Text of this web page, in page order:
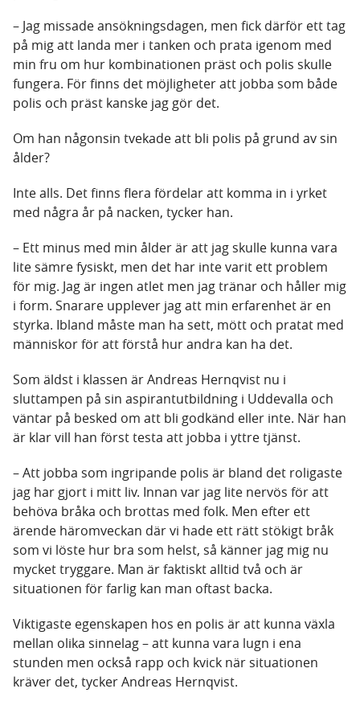
– Jag missade ansökningsdagen, men fick därför ett tag
på mig att landa mer i tanken och prata igenom med
min fru om hur kombinationen präst och polis skulle
fungera. För finns det möjligheter att jobba som både
polis och präst kanske jag gör det.
Om han någonsin tvekade att bli polis på grund av sin
ålder?
Inte alls. Det finns flera fördelar att komma in i yrket
med några år på nacken, tycker han.
– Ett minus med min ålder är att jag skulle kunna vara
lite sämre fysiskt, men det har inte varit ett problem
för mig. Jag är ingen atlet men jag tränar och håller mig
i form. Snarare upplever jag att min erfarenhet är en
styrka. Ibland måste man ha sett, mött och pratat med
människor för att förstå hur andra kan ha det.
Som äldst i klassen är Andreas Hernqvist nu i
sluttampen på sin aspirantutbildning i Uddevalla och
väntar på besked om att bli godkänd eller inte. När han
är klar vill han först testa att jobba i yttre tjänst.
– Att jobba som ingripande polis är bland det roligaste
jag har gjort i mitt liv. Innan var jag lite nervös för att
behöva bråka och brottas med folk. Men efter ett
ärende häromveckan där vi hade ett rätt stökigt bråk
som vi löste hur bra som helst, så känner jag mig nu
mycket tryggare. Man är faktiskt alltid två och är
situationen för farlig kan man oftast backa.
Viktigaste egenskapen hos en polis är att kunna växla
mellan olika sinnelag – att kunna vara lugn i ena
stunden men också rapp och kvick när situationen
kräver det, tycker Andreas Hernqvist.